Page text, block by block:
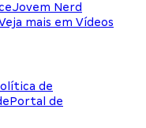
Jovem Nerd
mais em Vídeos
de
Portal de